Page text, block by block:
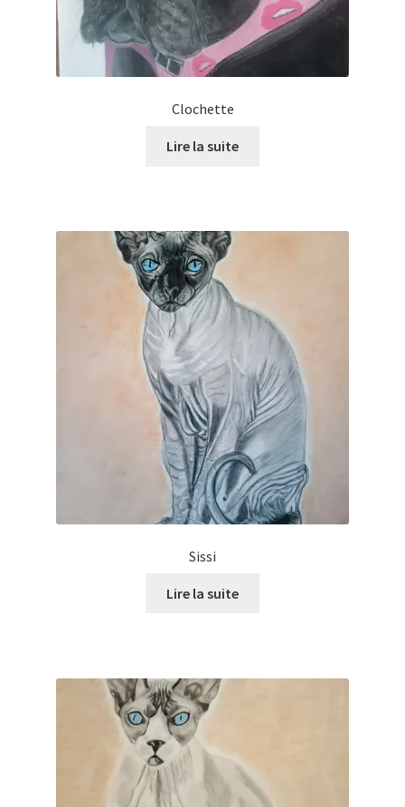
Clochette
Lire la suite
Sissi
Lire la suite